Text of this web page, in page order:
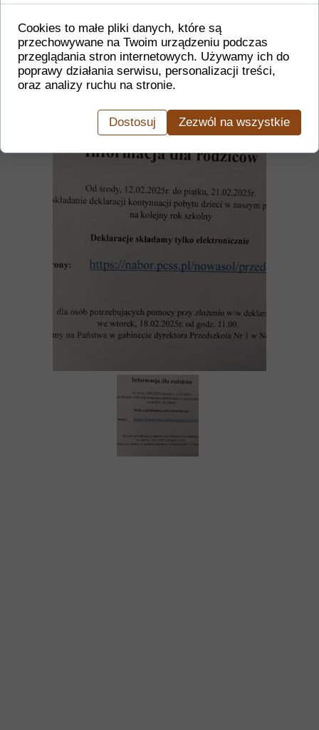
Cookies to małe pliki danych, które są
przechowywane na Twoim urządzeniu podczas
przeglądania stron internetowych. Używamy ich do
poprawy działania serwisu, personalizacji treści,
oraz analizy ruchu na stronie.
Dostosuj Zezwól na wszystkie